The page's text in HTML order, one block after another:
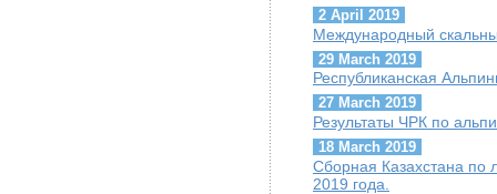
2 April 2019
Международный
29 March 2019
Республиканская
27 March 2019
Результаты ЧРК по
18 March 2019
Сборная Казахстана по
2019 года.